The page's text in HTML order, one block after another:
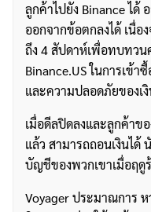
ลูกค้าไปยัง Binance ได้
ออกจากข้อตกลงได้ เนื่อ
ถึง 4 สัปดาห์เพื่อทบทวน
Binance.US ในการเข้
และความปลอดภัยของเ
เมื่อดีลปิดลงและลูกค้าข
แล้ว สามารถถอนเงินได้
บัญชีของพวกเขาเมื่อฤดู
Voyager ประมาณการ